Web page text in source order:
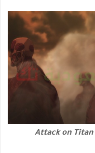
مشاهدة أنمي هجوم العمالقة Attack on Titan